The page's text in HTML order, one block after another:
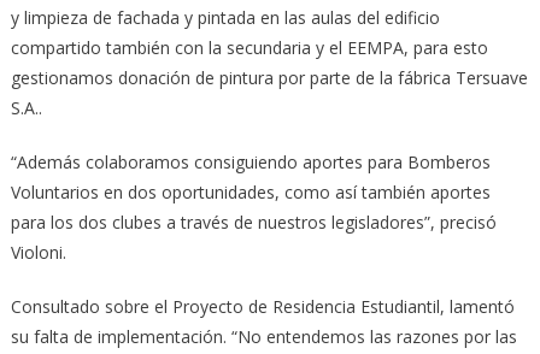
y limpieza de fachada y pintada en las aulas del edificio
compartido también con la secundaria y el EEMPA, para esto
gestionamos donación de pintura por parte de la fábrica Tersuave
S.A..
“Además colaboramos consiguiendo aportes para Bomberos
Voluntarios en dos oportunidades, como así también aportes
para los dos clubes a través de nuestros legisladores”, precisó
Violoni.
Consultado sobre el Proyecto de Residencia Estudiantil, lamentó
su falta de implementación. “No entendemos las razones por las